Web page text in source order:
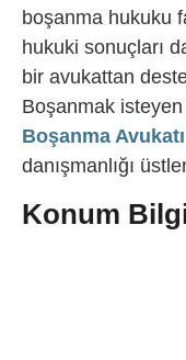
boşanma hukuku
hukuki sonuçları
bir avukattan
Boşanmak
Boşanma Avukatı
danışmanlığı
Konum